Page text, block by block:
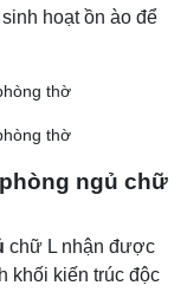
hoạt ồn ào để
ngủ chữ
chữ L nhận được
khối kiến trúc độc